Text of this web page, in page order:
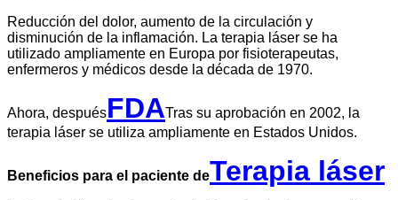
Reducción del dolor, aumento de la circulación y
disminución de la inflamación. La terapia láser se ha
utilizado ampliamente en Europa por fisioterapeutas,
enfermeros y médicos desde la década de 1970.
Ahora, despuésFDATras su aprobación en 2002, la
terapia láser se utiliza ampliamente en Estados Unidos.
Beneficios para el paciente deTerapia láser